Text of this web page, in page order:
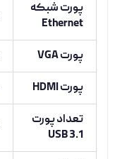
پورت شبکه
Ethernet
پورت VGA
پورت HDMI
تعداد پورت
USB 3.1